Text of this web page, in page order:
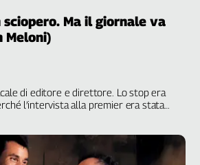
sciopero. Ma il giornale va
Meloni)
di editore e direttore. Lo stop era
l’intervista alla premier era stata